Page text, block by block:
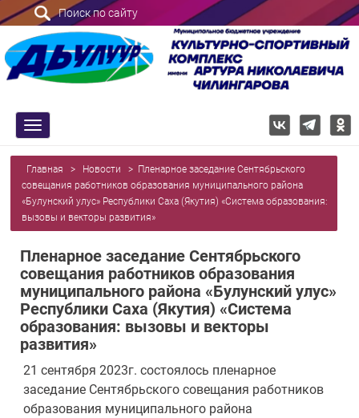
Поиск по сайту
trk
Главная > Новости > Пленарное заседание Сентябрьского
совещания работников образования муниципального района
«Булунский улус» Республики Саха (Якутия) «Система образования:
вызовы и векторы развития»
Пленарное заседание Сентябрьского
совещания работников образования
муниципального района «Булунский улус»
Республики Саха (Якутия) «Система
образования: вызовы и векторы
развития»
21 сентября 2023г. состоялось пленарное
заседание Сентябрьского совещания работников
образования муниципального района